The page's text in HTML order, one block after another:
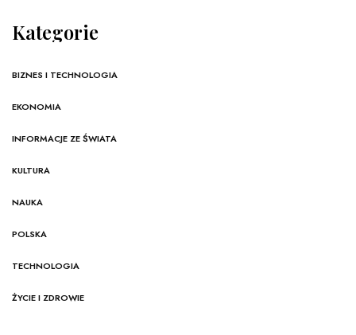
Kategorie
BIZNES I TECHNOLOGIA
EKONOMIA
INFORMACJE ZE ŚWIATA
KULTURA
NAUKA
POLSKA
TECHNOLOGIA
ŻYCIE I ZDROWIE